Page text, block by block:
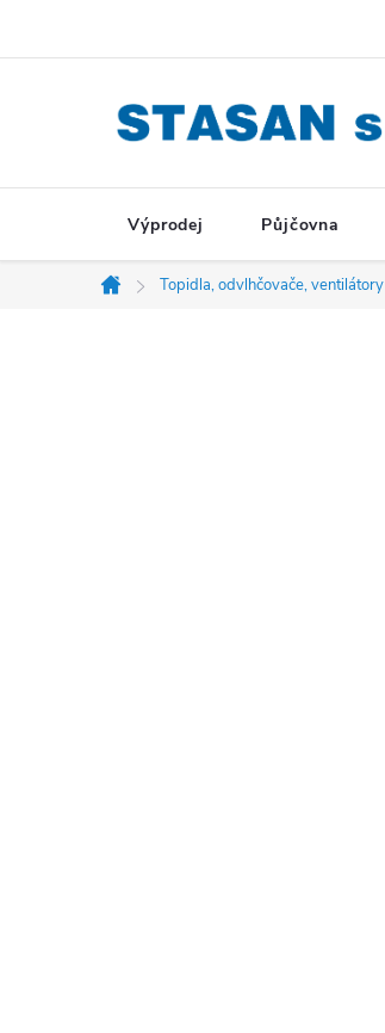
Výprodej Půjčovna
Domů
Topidla, odvlhčovače, ventilátory